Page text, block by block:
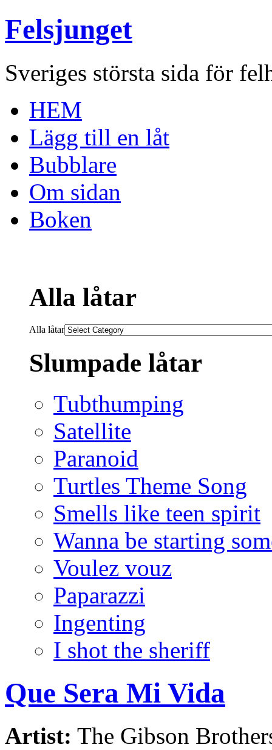
Felsjunget
Sveriges största sida för
HEM
Lägg till en låt
Bubblare
Om sidan
Boken
Alla låtar
Alla låtar
Slumpade låtar
Tubthumping
Satellite
Paranoid
Turtles Theme Song
Smells like teen spirit
Wanna be starting
Voulez vouz
Paparazzi
Ingenting
I shot the sheriff
Que Sera Mi Vida
Artist: The Gibson